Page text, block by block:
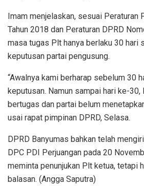
Imam menjelaskan, sesuai Peraturan
Tahun 2018 dan Peraturan DPRD
masa tugas Plt hanya berlaku 30 hari
keputusan partai pengusung.
“Awalnya kami berharap sebelum 30
keputusan. Namun sampai hari ke-
bertugas dan partai belum
usai rapat pimpinan DPRD, Selasa.
DPRD Banyumas bahkan telah
DPC PDI Perjuangan pada 20
meminta penunjukan Plt ketua, tetapi
balasan. (Angga Saputra)